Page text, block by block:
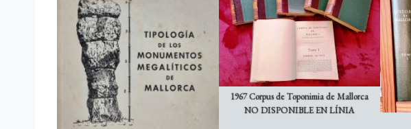
1967 Corpus de Toponimia de Mallorca
NO DISPONIBLE EN LÍNIA